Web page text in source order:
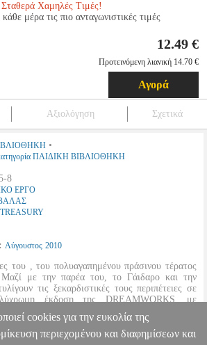
Σταθερά Χαμηλές Τιμές!
μέρα τις πιο ανταγωνιστικές τιμές
12.49 €
Προτεινόμενη λιανική 14.70 €
Αγορά
Αξιολόγηση Σχετικά
•
ΠΑΙΔΙΚΗ ΒΙΒΛΙΟΘΗΚΗ
8
ΕΡΓΟ
Αύγουστος 2010
του , του πολυαγαπημένου πράσινου τέρατος
με την παρέα του, το Γάιδαρο και την
τις ξεκαρδιστικές τους περιπέτειες σε
έκδοση της DREAMWORKS, με
από την πρωτότυπη ταινία κινουμένων
και μεγάλοι.
cookies για την ευκολία της
περιεχομένου και διαφημίσεων και